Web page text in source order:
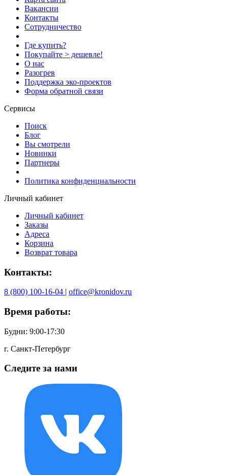
Вакансии
Контакты
Сотрудничество
Где купить?
Покупайте > дешевле!
О нас
Разогрев
Поддержка эко-проектов
Форма обратной связи
Сервисы
Поиск
Блог
Вы смотрели
Новинки
Партнеры
Политика конфиденциальности
Личный кабинет
Личный кабинет
Заказы
Адреса
Корзина
Возврат товара
Контакты:
8 (800) 100-16-04 | office@kronidov.ru
Время работы:
Будни: 9:00-17:30
г. Санкт-Петербург
Следите за нами